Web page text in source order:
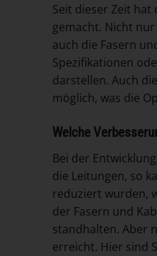
Seit dieser Zeit
gemacht. Nicht
auch die Fasern
Spezifikationen
darstellen. Auch
möglich, was die
Welche
Bei der
die Leitungen, so
reduziert wurden,
der Fasern und
standhalten. Aber
erreicht. Hier sind